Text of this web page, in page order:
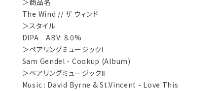
＞商品名
The Wind // ザ ウィンド
＞スタイル
DIPA ABV: 8.0%
＞ペアリングミュージックⅠ
Sam Gendel - Cookup (Album)
＞ペアリングミュージックⅡ
Music : David Byrne & St.Vincent - Love This